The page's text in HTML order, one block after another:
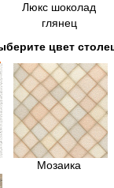
Люкс шоколад
глянец
цвет
Мозаика